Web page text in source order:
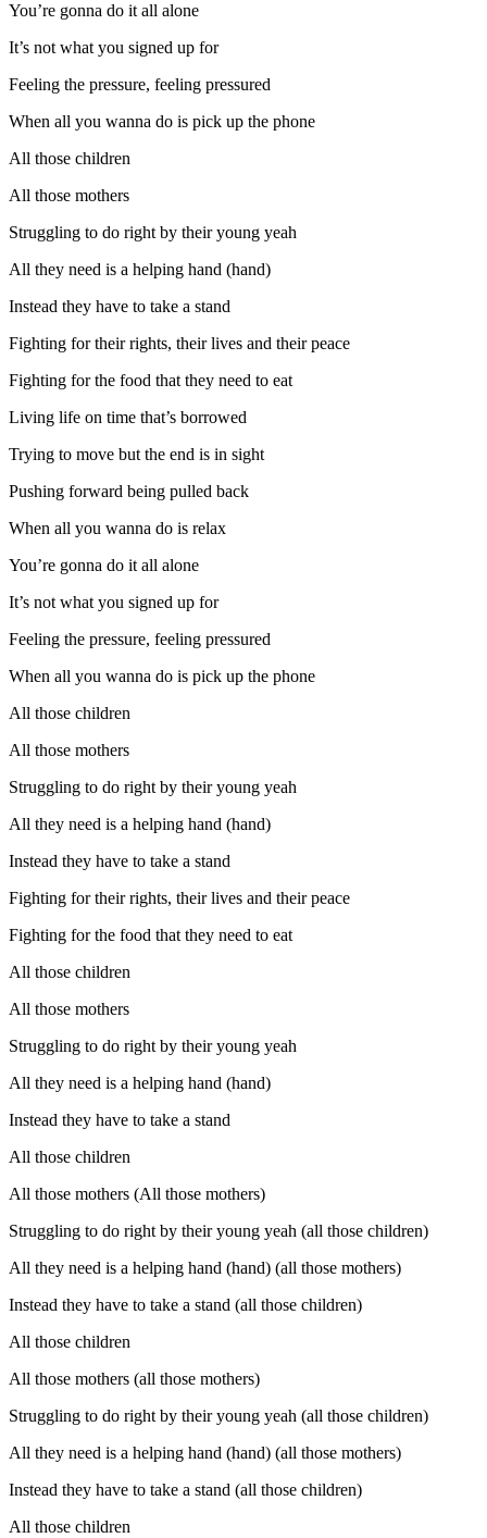
You’re gonna do it all alone
It’s not what you signed up for
Feeling the pressure, feeling pressured
When all you wanna do is pick up the phone
All those children
All those mothers
Struggling to do right by their young yeah
All they need is a helping hand (hand)
Instead they have to take a stand
Fighting for their rights, their lives and their peace
Fighting for the food that they need to eat
Living life on time that’s borrowed
Trying to move but the end is in sight
Pushing forward being pulled back
When all you wanna do is relax
You’re gonna do it all alone
It’s not what you signed up for
Feeling the pressure, feeling pressured
When all you wanna do is pick up the phone
All those children
All those mothers
Struggling to do right by their young yeah
All they need is a helping hand (hand)
Instead they have to take a stand
Fighting for their rights, their lives and their peace
Fighting for the food that they need to eat
All those children
All those mothers
Struggling to do right by their young yeah
All they need is a helping hand (hand)
Instead they have to take a stand
All those children
All those mothers (All those mothers)
Struggling to do right by their young yeah (all those children)
All they need is a helping hand (hand) (all those mothers)
Instead they have to take a stand (all those children)
All those children
All those mothers (all those mothers)
Struggling to do right by their young yeah (all those children)
All they need is a helping hand (hand) (all those mothers)
Instead they have to take a stand (all those children)
All those children